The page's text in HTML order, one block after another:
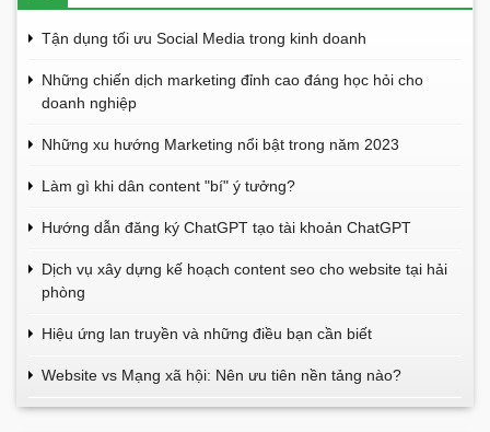
Tận dụng tối ưu Social Media trong kinh doanh
Những chiến dịch marketing đỉnh cao đáng học hỏi cho
doanh nghiệp
Những xu hướng Marketing nổi bật trong năm 2023
Làm gì khi dân content "bí" ý tưởng?
Hướng dẫn đăng ký ChatGPT tạo tài khoản ChatGPT
Dịch vụ xây dựng kế hoạch content seo cho website tại hải
phòng
Hiệu ứng lan truyền và những điều bạn cần biết
Website vs Mạng xã hội: Nên ưu tiên nền tảng nào?